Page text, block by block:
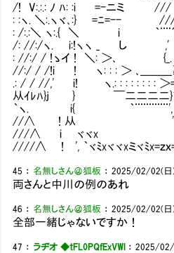
/! V:.:.: ﾉ ﾊ: :i =-ニミ Ⅴ/// i
: :ヽ. ＼:.ヽヾ､:} =ﾆ=--
: /:.:＼ ヽ:.{ ＼ i ｀¨¨´. ',
/: //:/ヽ. i:!ヽヽ _ し
: //:/ / !ゝイ ! ＼: ＞､
//:/ / /!i ! ヽ: : : ＞ ､
.: / / //,' i! ヽ.: : : : : : : : ＞=
从ｲﾚﾊ}j } ￣二二二二
｀ヽ. i{ ｀¨¨¨¨¨¨',
//∧ ! 从 ',
///∧ i ヾヾx
////∧ ! ', ｀ヾﾐxヾヾxミヾﾐx=ｚｘ
45 ： 名無しさん＠狐板 ：2025/02/02(日
両さんと中川の例のあれ
46 ： 名無しさん＠狐板 ：2025/02/02(日
全部一緒じゃないですか！
47 ：ラヂオ ◆tFL0PQfExVWl ：2025/02/